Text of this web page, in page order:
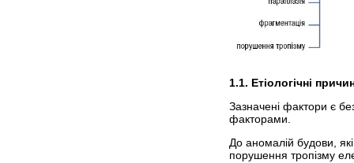
1.1. Етіологічні
Зазначені фактори є
факторами.
До аномалій будови,
порушення тропізму